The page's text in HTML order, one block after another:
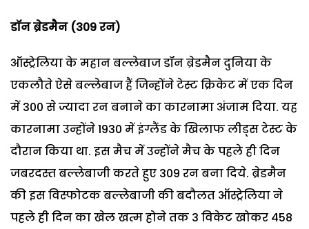
डॉन ब्रेडमैन (309 रन)
ऑस्ट्रेलिया के महान बल्लेबाज डॉन ब्रेडमैन दुनिया के
एकलौते ऐसे बल्लेबाज हैं जिन्होंने टेस्ट क्रिकेट में एक दिन
में 300 से ज्यादा रन बनाने का कारनामा अंजाम दिया. यह
कारनामा उन्होंने 1930 में इंग्लैंड के खिलाफ लीड्स टेस्ट के
दौरान किया था. इस मैच में उन्होंने मैच के पहले ही दिन
जबरदस्त बल्लेबाजी करते हुए 309 रन बना दिये. ब्रेडमैन
की इस विस्फोटक बल्लेबाजी की बदौलत ऑस्ट्रेलिया ने
पहले ही दिन का खेल खत्म होने तक 3 विकेट खोकर 458